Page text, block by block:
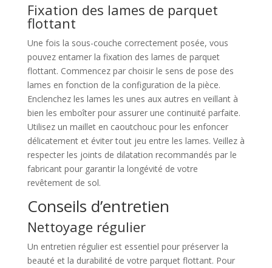
Fixation des lames de parquet
flottant
Une fois la sous-couche correctement posée, vous
pouvez entamer la fixation des lames de parquet
flottant. Commencez par choisir le sens de pose des
lames en fonction de la configuration de la pièce.
Enclenchez les lames les unes aux autres en veillant à
bien les emboîter pour assurer une continuité parfaite.
Utilisez un maillet en caoutchouc pour les enfoncer
délicatement et éviter tout jeu entre les lames. Veillez à
respecter les joints de dilatation recommandés par le
fabricant pour garantir la longévité de votre
revêtement de sol.
Conseils d’entretien
Nettoyage régulier
Un entretien régulier est essentiel pour préserver la
beauté et la durabilité de votre parquet flottant. Pour